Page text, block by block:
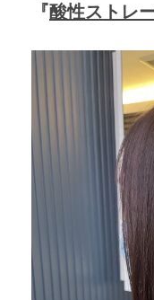
『酸性ストレ